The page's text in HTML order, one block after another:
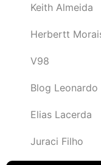
Keith Almeida
Herbertt
V98
Blog Leonardo
Elias Lacerda
Juraci Filho